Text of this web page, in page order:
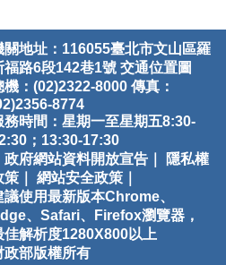
關地址：116055臺北市文山區羅
福路6段142巷1號 交通位置圖
機：(02)2322-8000 傳真：
8774
務時間：星期一至星期五8:30-
；13:30-17:30
政府網站資料開放宣告｜
隱私權
｜
網站安全政策｜
議使用最新版本Chrome、
、Safari、Firefox瀏覽器，
佳解析度1280X800以上
政部版權所有